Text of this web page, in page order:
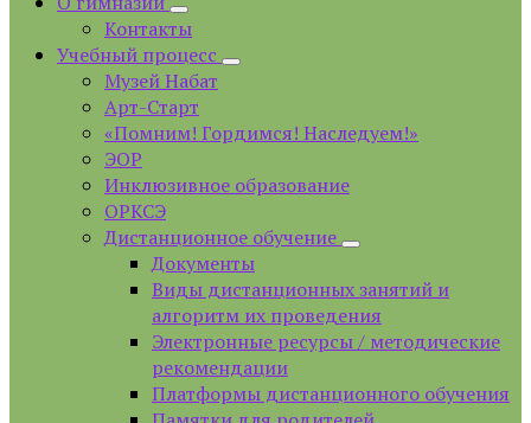
Контакты
Учебный процесс
Музей Набат
Арт-Старт
«Помним! Гордимся! Наследуем!»
ЭОР
Инклюзивное образование
ОРКСЭ
Дистанционное обучение
Документы
Виды дистанционных занятий и
алгоритм их проведения
Электронные ресурсы / методические
рекомендации
Платформы дистанционного обучения